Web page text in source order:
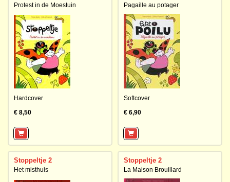
Protest in de Moestuin
Hardcover
€ 8,50
Pagaille au potager
Softcover
€ 6,90
Stoppeltje 2
Het misthuis
Stoppeltje 2
La Maison Brouillard